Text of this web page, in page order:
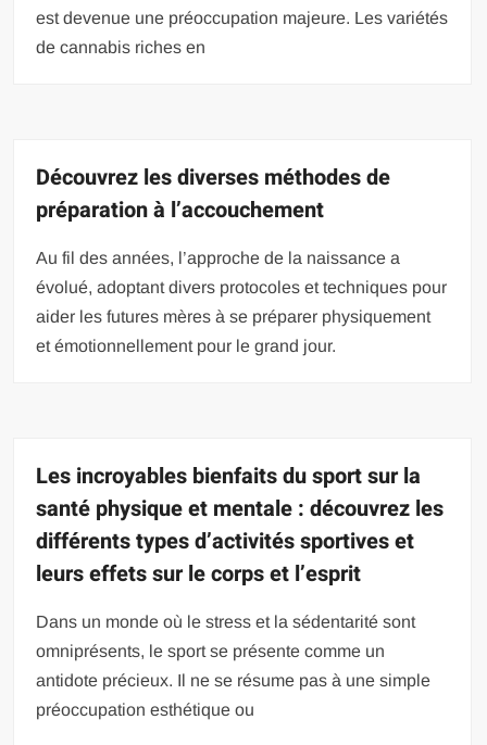
est devenue une préoccupation majeure. Les variétés
de cannabis riches en
Découvrez les diverses méthodes de
préparation à l’accouchement
Au fil des années, l’approche de la naissance a
évolué, adoptant divers protocoles et techniques pour
aider les futures mères à se préparer physiquement
et émotionnellement pour le grand jour.
Les incroyables bienfaits du sport sur la
santé physique et mentale : découvrez les
différents types d’activités sportives et
leurs effets sur le corps et l’esprit
Dans un monde où le stress et la sédentarité sont
omniprésents, le sport se présente comme un
antidote précieux. Il ne se résume pas à une simple
préoccupation esthétique ou